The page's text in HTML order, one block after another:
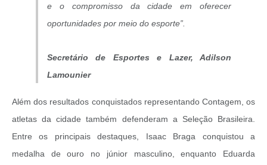
e o compromisso da cidade em oferecer
oportunidades por meio do esporte”.
Secretário de Esportes e Lazer, Adilson
Lamounier
Além dos resultados conquistados representando Contagem, os
atletas da cidade também defenderam a Seleção Brasileira.
Entre os principais destaques, Isaac Braga conquistou a
medalha de ouro no júnior masculino, enquanto Eduarda